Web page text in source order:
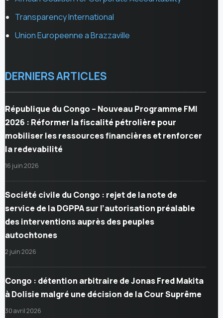
Transparency International
Union Europeenne a Brazzaville
DERNIERS ARTICLES
République du Congo – Nouveau Programme FMI
2026 : Réformer la fiscalité pétrolière pour
mobiliser les ressources financières et renforcer
la redevabilité
16 juin 2026
Société civile du Congo : rejet de la note de
service de la DGPPA sur l’autorisation préalable
des interventions auprès des peuples
autochtones
2 juin 2026
Congo : détention arbitraire de Jonas Fred Makita
à Dolisie malgré une décision de la Cour Suprême
30 avril 2026